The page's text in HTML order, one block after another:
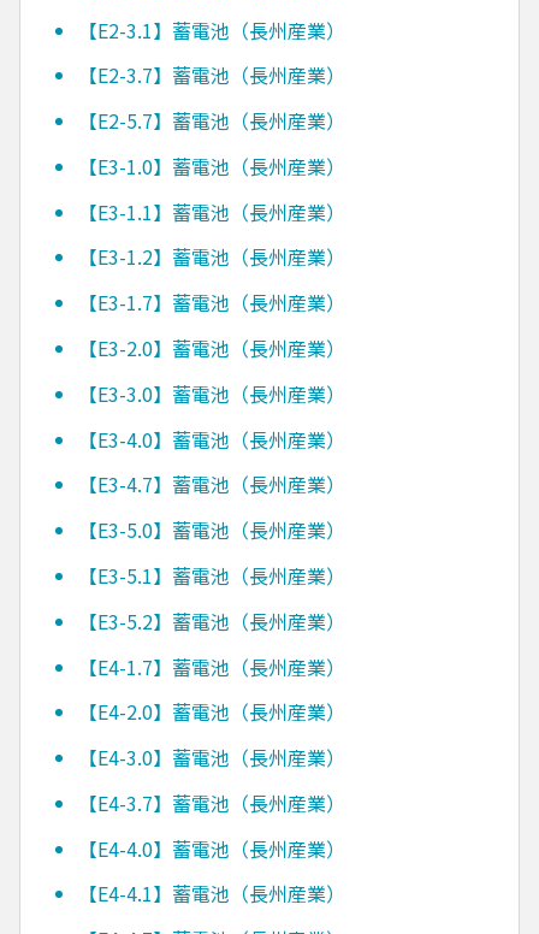
【E2-3.1】蓄電池（長州産業）
【E2-3.7】蓄電池（長州産業）
【E2-5.7】蓄電池（長州産業）
【E3-1.0】蓄電池（長州産業）
【E3-1.1】蓄電池（長州産業）
【E3-1.2】蓄電池（長州産業）
【E3-1.7】蓄電池（長州産業）
【E3-2.0】蓄電池（長州産業）
【E3-3.0】蓄電池（長州産業）
【E3-4.0】蓄電池（長州産業）
【E3-4.7】蓄電池（長州産業）
【E3-5.0】蓄電池（長州産業）
【E3-5.1】蓄電池（長州産業）
【E3-5.2】蓄電池（長州産業）
【E4-1.7】蓄電池（長州産業）
【E4-2.0】蓄電池（長州産業）
【E4-3.0】蓄電池（長州産業）
【E4-3.7】蓄電池（長州産業）
【E4-4.0】蓄電池（長州産業）
【E4-4.1】蓄電池（長州産業）